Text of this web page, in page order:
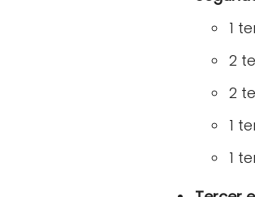
1
2
2
1
1